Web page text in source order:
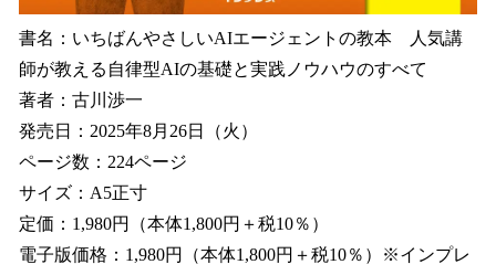
書名：いちばんやさしいAIエージェントの教本 人気講
師が教える自律型AIの基礎と実践ノウハウのすべて
著者：古川渉一
発売日：2025年8月26日（火）
ページ数：224ページ
サイズ：A5正寸
定価：1,980円（本体1,800円＋税10％）
電子版価格：1,980円（本体1,800円＋税10％）※インプレ